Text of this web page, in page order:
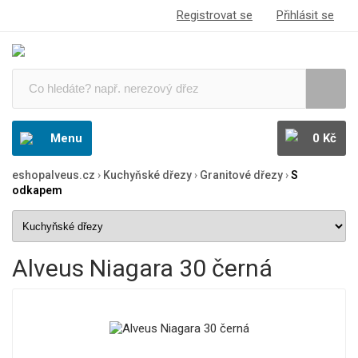
Registrovat se Přihlásit se
Menu 0 Kč
eshopalveus.cz › Kuchyňské dřezy› Granitové dřezy›S
odkapem
Alveus Niagara 30 černá